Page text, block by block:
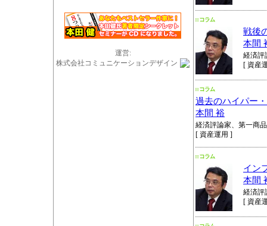
運営:
株式会社コミュニケーションデザイン
戦後
本間
経済評
[ 資産
過去のハイパー
本間 裕
経済評論家、第一商
[ 資産運用 ]
イン
本間
経済評
[ 資産